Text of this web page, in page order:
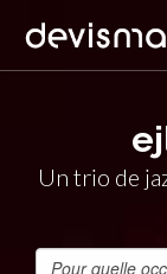
Un trio de